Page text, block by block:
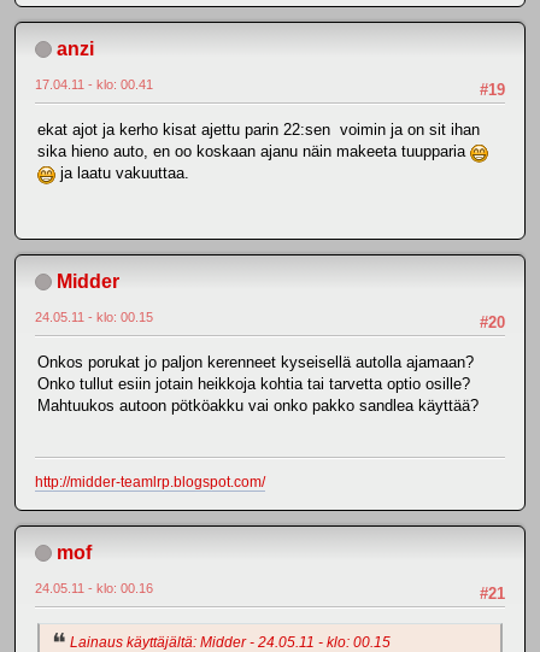
anzi
#19
17.04.11 - klo: 00.41
ekat ajot ja kerho kisat ajettu parin 22:sen voimin ja on sit ihan
sika hieno auto, en oo koskaan ajanu näin makeeta tuupparia
ja laatu vakuuttaa.
Midder
#20
24.05.11 - klo: 00.15
Onkos porukat jo paljon kerenneet kyseisellä autolla ajamaan?
Onko tullut esiin jotain heikkoja kohtia tai tarvetta optio osille?
Mahtuukos autoon pötköakku vai onko pakko sandlea käyttää?
http://midder-teamlrp.blogspot.com/
mof
#21
24.05.11 - klo: 00.16
Lainaus käyttäjältä: Midder - 24.05.11 - klo: 00.15